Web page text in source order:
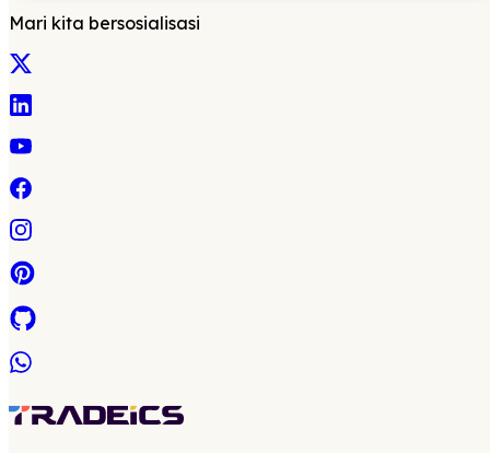
Mari kita bersosialisasi